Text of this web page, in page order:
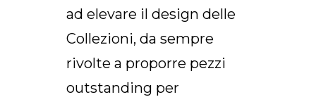
ad elevare il design delle
Collezioni, da sempre
rivolte a proporre pezzi
outstanding per